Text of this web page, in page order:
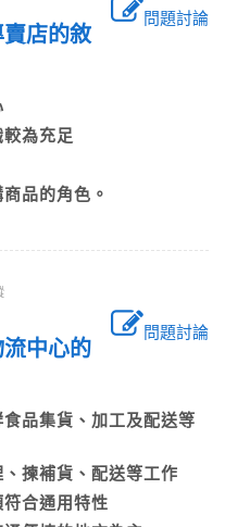
問題討論
店的敘
較為充足
品的角色。
問題討論
中心的
品集貨、加工及配送等
、揀補貨、配送等工作
符合通用特性